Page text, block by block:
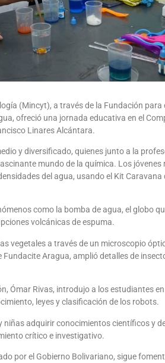
(Mincyt), a través de la Fundación para
ofreció una jornada educativa en el
Linares Alcántara.
y diversificado, quienes junto a la
mundo de la química. Los
del agua, usando el Kit Caravana
como la bomba de agua, el globo
volcánicas de espuma.
vegetales a través de un microscopio
Aragua, amplió detalles de
Ómar Rivas, introdujo a los estudiantes
leyes y clasificación de los robots.
niñas adquirir conocimientos científicos y
crítico e investigativo.
por el Gobierno Bolivariano, sigue